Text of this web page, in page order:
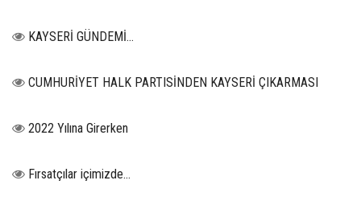
KAYSERİ GÜNDEMİ…
CUMHURİYET HALK PARTISİNDEN KAYSERİ ÇIKARMASI
2022 Yılına Girerken
Fırsatçılar içimizde…